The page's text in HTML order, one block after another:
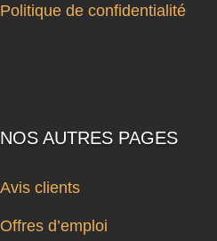
Politique de confidentialité
NOS AUTRES PAGES
Avis clients
Offres d’emploi